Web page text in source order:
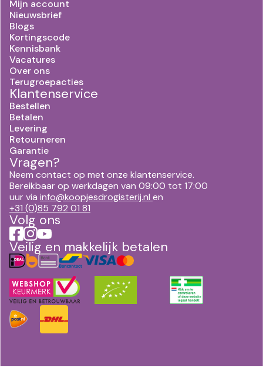
Mijn account
Nieuwsbrief
Blogs
Kortingscode
Kennisbank
Vacatures
Over ons
Terugroepacties
Klantenservice
Bestellen
Betalen
Levering
Retourneren
Garantie
Vragen?
Neem contact op met onze klantenservice.
Bereikbaar op werkdagen van 09:00 tot 17:00
uur via info@koopjesdrogisterij.nl en
+31 (0)85 792 01 81
Volg ons
Veilig en makkelijk betalen